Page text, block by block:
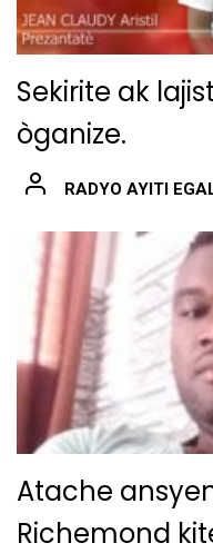
Sekirite ak
òganize.
RADYO AYITI
Atache
Richemond